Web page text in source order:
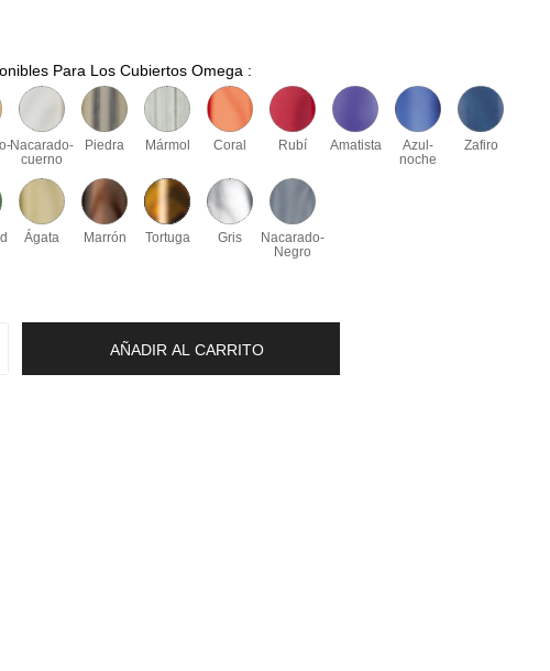
Para Los Cubiertos Omega :
Nacarado-
cuerno
Piedra Mármol Coral Rubí Amatista
Azul-
noche
Zafiro
Ágata Marrón Tortuga Gris
Nacarado-
Negro
AÑADIR AL CARRITO